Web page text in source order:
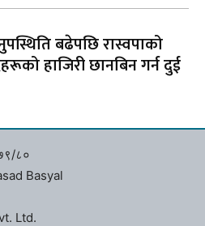
बढेपछि रास्वपाको
हाजिरी छानबिन गर्न दुई
८०
Basyal
Ltd.